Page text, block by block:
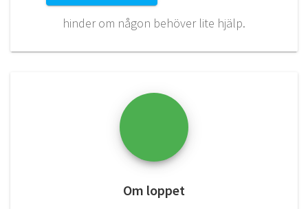
hinder om någon behöver lite hjälp.
Om loppet